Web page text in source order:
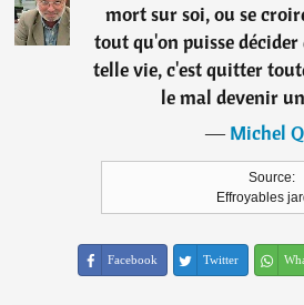
mort sur soi, ou se
tout qu'on puisse
telle vie, c'est quitter
le mal devenir
―Michel
Source:
Effroyables
Facebook Twitter